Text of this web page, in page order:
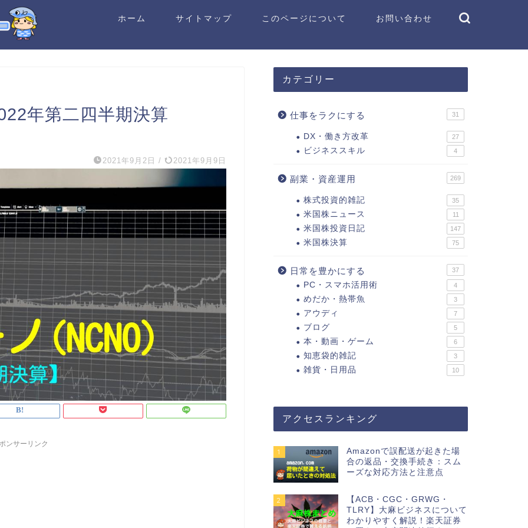
ホーム サイトマップ このページについて お問い合わせ
年第二四半期決算
2021年9月2日 / 2021年9月9日
ンサーリンク
カテゴリー
仕事をラクにする 31
DX・働き方改革 27
ビジネススキル 4
副業・資産運用 269
株式投資的雑記 35
米国株ニュース 11
米国株投資日記 147
米国株決算 75
日常を豊かにする 37
PC・スマホ活用術 4
めだか・熱帯魚 3
アウディ 7
ブログ 5
本・動画・ゲーム 6
知恵袋的雑記 3
雑貨・日用品 10
アクセスランキング
1
Amazonで誤配送が起きた場
合の返品・交換手続き：スム
ーズな対応方法と注意点
2
【ACB・CGC・GRWG・
TLRY】大麻ビジネスについて
わかりやすく解説！楽天証券